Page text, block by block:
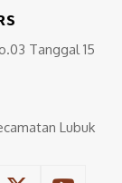
Tanggal 15
Lubuk